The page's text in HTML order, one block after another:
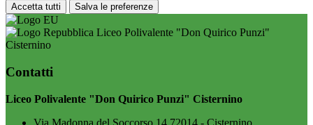
Accetta tutti Salva le preferenze
Liceo Polivalente "Don Quirico Punzi"
Cisternino
Contatti
Liceo Polivalente "Don Quirico Punzi" Cisternino
Via Madonna del Soccorso 14 72014 - Cisternino